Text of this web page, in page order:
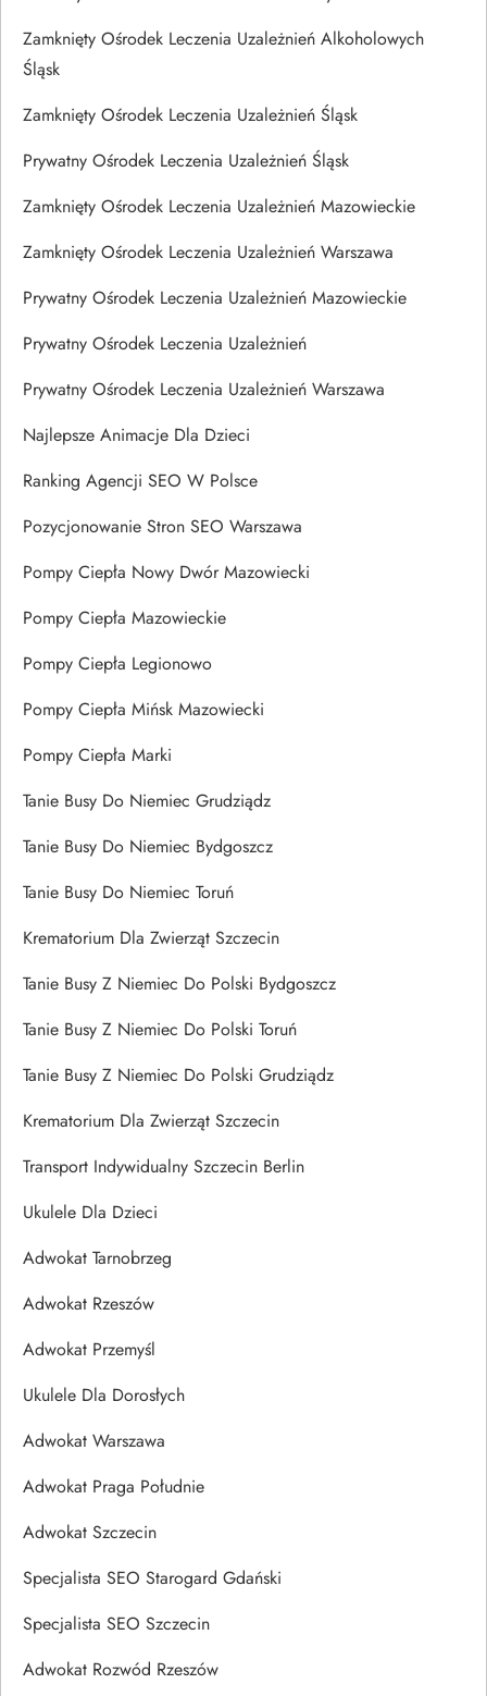
Zamknięty Ośrodek Leczenia Uzależnień Alkoholowych
Śląsk
Zamknięty Ośrodek Leczenia Uzależnień Śląsk
Prywatny Ośrodek Leczenia Uzależnień Śląsk
Zamknięty Ośrodek Leczenia Uzależnień Mazowieckie
Zamknięty Ośrodek Leczenia Uzależnień Warszawa
Prywatny Ośrodek Leczenia Uzależnień Mazowieckie
Prywatny Ośrodek Leczenia Uzależnień
Prywatny Ośrodek Leczenia Uzależnień Warszawa
Najlepsze Animacje Dla Dzieci
Ranking Agencji SEO W Polsce
Pozycjonowanie Stron SEO Warszawa
Pompy Ciepła Nowy Dwór Mazowiecki
Pompy Ciepła Mazowieckie
Pompy Ciepła Legionowo
Pompy Ciepła Mińsk Mazowiecki
Pompy Ciepła Marki
Tanie Busy Do Niemiec Grudziądz
Tanie Busy Do Niemiec Bydgoszcz
Tanie Busy Do Niemiec Toruń
Krematorium Dla Zwierząt Szczecin
Tanie Busy Z Niemiec Do Polski Bydgoszcz
Tanie Busy Z Niemiec Do Polski Toruń
Tanie Busy Z Niemiec Do Polski Grudziądz
Krematorium Dla Zwierząt Szczecin
Transport Indywidualny Szczecin Berlin
Ukulele Dla Dzieci
Adwokat Tarnobrzeg
Adwokat Rzeszów
Adwokat Przemyśl
Ukulele Dla Dorosłych
Adwokat Warszawa
Adwokat Praga Południe
Adwokat Szczecin
Specjalista SEO Starogard Gdański
Specjalista SEO Szczecin
Adwokat Rozwód Rzeszów